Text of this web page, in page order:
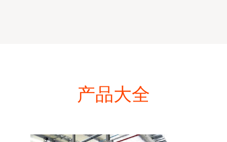
产品大全